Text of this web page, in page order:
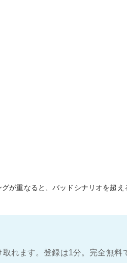
が重なると、バッドシナリオを超え
れます。登録は1分。完全無料